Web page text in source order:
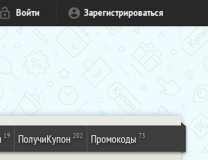
Войти Зарегистрироваться
19 ПолучиКупон 202 Промокоды 73